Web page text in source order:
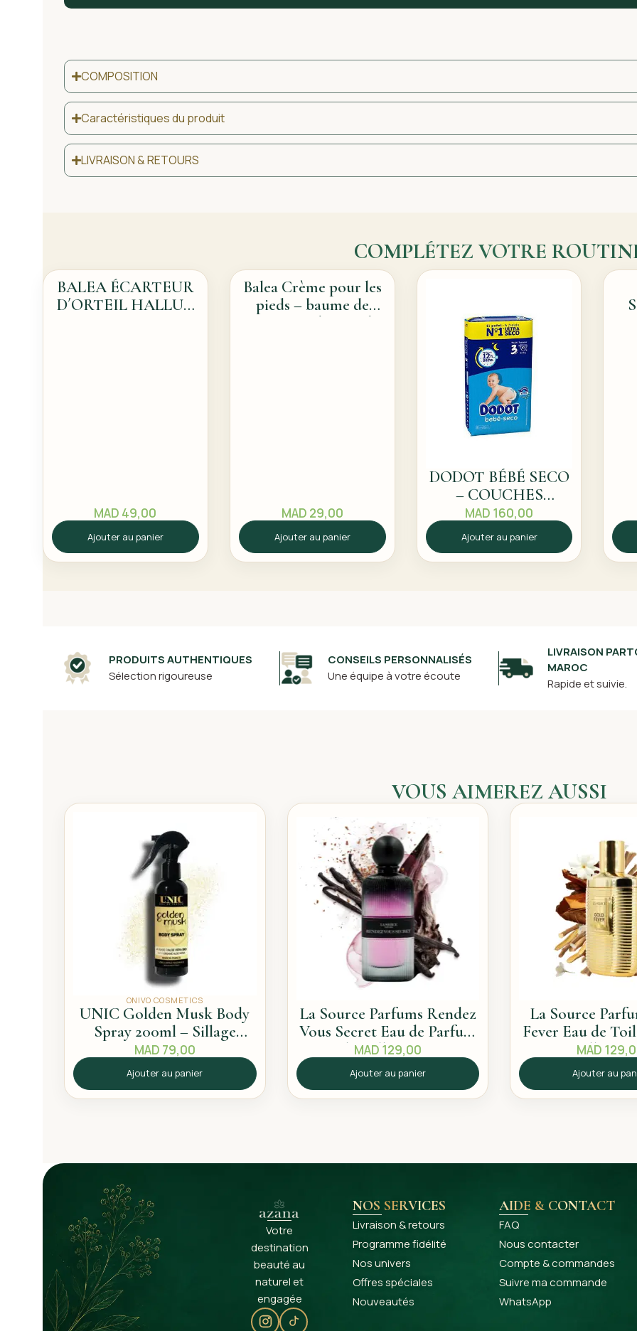
COMPOSITION
Caractéristiques du produit
LIVRAISON & RETOURS
COMPLÉTEZ VOTRE
BALEA ÉCARTEUR
D´ORTEIL HALLUX
MAD 49,00
Ajouter au panier
Balea Crème pour les
pieds – baume de
massage et de soin des
MAD 29,00
Ajouter au panier
DODOT BÉBÉ SECO
– COUCHES
ABSORBANTE
TAILLE 3 (6-10KG) –
62 COUCHES
MAD 160,00
Ajouter au panier
PRODUITS AUTHENTIQUES
Sélection rigoureuse
CONSEILS PERSONNALISÉS
Une équipe à votre écoute
LIVRAISON
MAROC
Rapide et suivie.
VOUS AIMEREZ AUSSI
ONIVO COSMETICS
UNIC Golden Musk Body
Spray 200ml – Sillage
propre
MAD 79,00
Ajouter au panier
La Source Parfums Rendez
Vous Secret Eau de Parfum
60ml – Sillage intense
MAD 129,00
Ajouter au panier
La Source
Fever Eau de
– Sillage
MAD
Ajouter au
Votre
destination
beauté au
naturel et
engagée
NOS SERVICES
Livraison & retours
Programme fidélité
Nos univers
Offres spéciales
Nouveautés
AIDE & CONTACT
FAQ
Nous contacter
Compte & commandes
Suivre ma commande
WhatsApp